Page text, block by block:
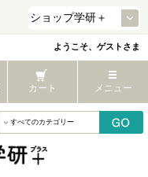
ようこそ、ゲストさま
カート メニュー